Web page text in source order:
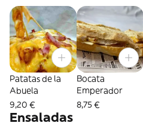
Patatas de la
Abuela
9,20 €
Bocata
Emperador
8,75 €
Ensaladas